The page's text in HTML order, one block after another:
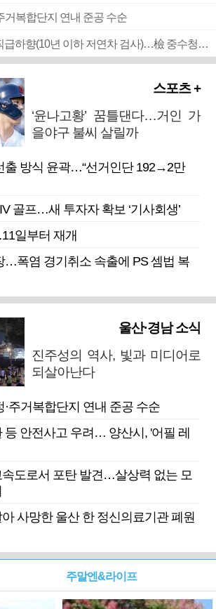
거복합단지 연내 준공 수순
■ 검사 신분 버리고 직급하향(10년 이하 저연차 검사)…檢 중수청행 기피
스포츠 +
‘윤나고황’ 꿈틀댄다…거인 가
을야구 불씨 살릴까
출 방식 윤곽…“선거인단 192→2만
골프…새 투자자 확보 ‘기사회생’
일부터 재개
…폭염 경기취소 속출에 PS 셈법 복
울산·경남 소식
진주성의 역사, 빛과 미디어로
되살아난다
·주거복합단지 연내 준공 수순
등 안전사고 우려… 양산시, '어필 레
도로서 포탄 발견…살상력 없는 모
사망한 울산 한 정신의료기관 폐원
주말엔&라이프